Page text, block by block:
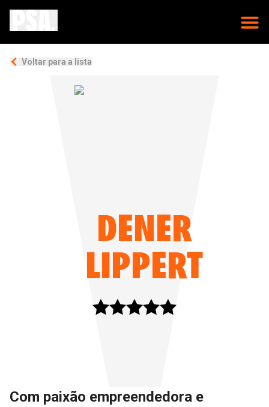
Voltar para a lista
DENER
LIPPERT
Com paixão empreendedora e